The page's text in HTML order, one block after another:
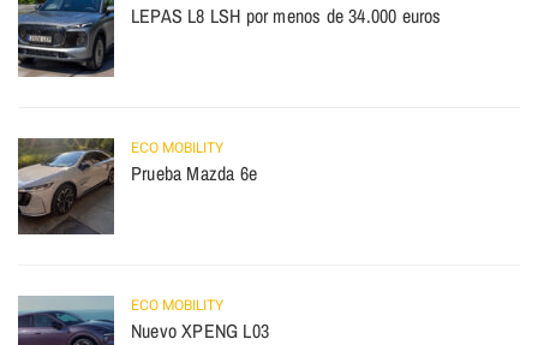
LEPAS L8 LSH por menos de 34.000 euros
ECO MOBILITY
Prueba Mazda 6e
ECO MOBILITY
Nuevo XPENG L03